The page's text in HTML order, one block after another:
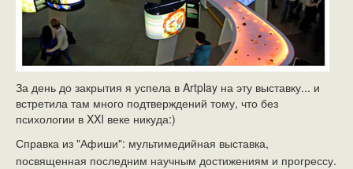
За день до закрытия я успела в Artplay на эту выставку... и
встретила там много подтверждений тому, что без
психологии в XXI веке никуда:)
Справка из "Афиши": мультимедийная выставка,
посвященная последним научным достижениям и прогрессу.